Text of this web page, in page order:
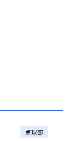
卓球部